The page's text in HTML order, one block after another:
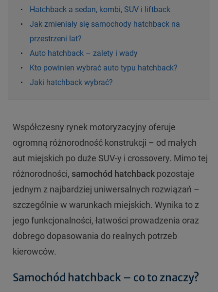
Hatchback a sedan, kombi, SUV i liftback
Jak zmieniały się samochody hatchback na
przestrzeni lat?
Auto hatchback – zalety i wady
Kto powinien wybrać auto typu hatchback?
Jaki hatchback wybrać?
Współczesny rynek motoryzacyjny oferuje
ogromną różnorodność konstrukcji – od małych
aut miejskich po duże SUV-y i crossovery. Mimo tej
różnorodności, samochód hatchback pozostaje
jednym z najbardziej uniwersalnych rozwiązań –
szczególnie w warunkach miejskich. Wynika to z
jego funkcjonalności, łatwości prowadzenia oraz
dobrego dopasowania do realnych potrzeb
kierowców.
Samochód hatchback – co to znaczy?